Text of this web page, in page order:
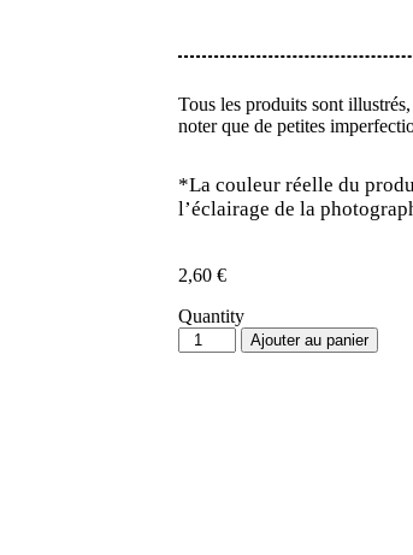
Tous les produits sont
noter que de petites
*La couleur réelle du
l’éclairage de la
2,60 €
Quantity
Ajouter au panier